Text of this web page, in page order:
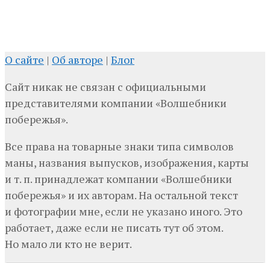
О сайте | Об авторе | Блог
Сайт никак не связан с официальными
представителями компании «Волшебники
побережья».
Все права на товарные знаки типа символов
маны, названия выпусков, изображения, карты
и т. п. принадлежат компании «Волшебники
побережья» и их авторам. На остальной текст
и фотографии мне, если не указано иного. Это
работает, даже если не писать тут об этом.
Но мало ли кто не верит.